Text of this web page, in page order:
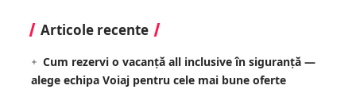
Articole recente
Cum rezervi o vacanță all inclusive în siguranță —
alege echipa Voiaj pentru cele mai bune oferte